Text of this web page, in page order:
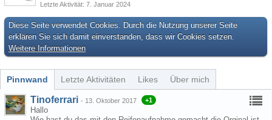
Letzte Aktivität 7. Januar 2024
Diese Seite verwendet Cookies. Durch die Nutzung unserer Seite
erklären Sie sich damit einverstanden, dass wir Cookies setzen.
Weitere Informationen
Pinnwand Letzte Aktivitäten Likes Über mich
Tinoferrari - 13. Oktober 2017 +1
Hallo